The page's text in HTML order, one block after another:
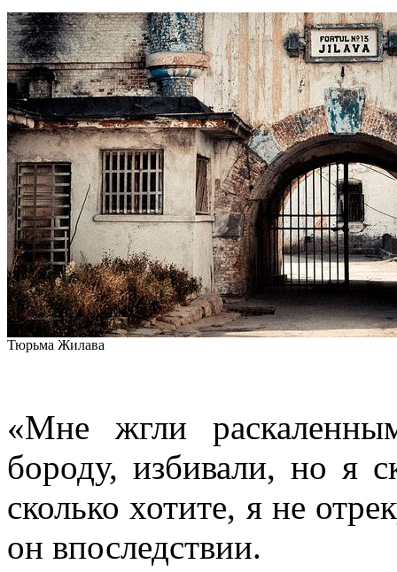
Тюрьма Жилава
«Мне жгли
бороду, избивали, но я
сколько хотите, я не
он впоследствии.